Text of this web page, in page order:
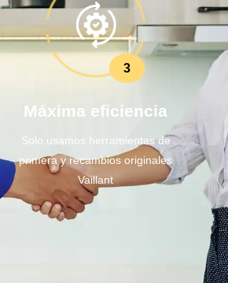
3
Máxima eficiencia
Solo usamos herramientas de
primera y recambios originales
Vaillant